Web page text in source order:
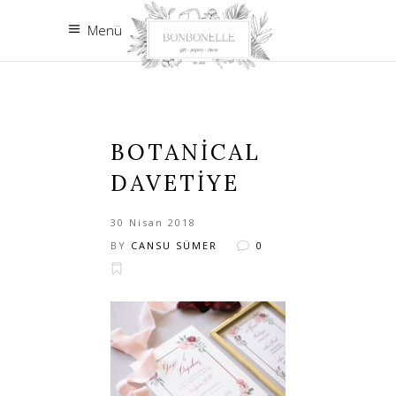
Menü
BOTANICAL
DAVETIYE
30 Nisan 2018
BY CANSU SÜMER 0